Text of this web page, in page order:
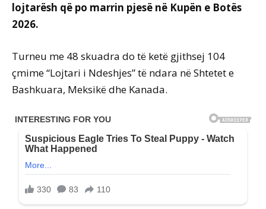
lojtarësh që po marrin pjesë në Kupën e Botës
2026.
Turneu me 48 skuadra do të ketë gjithsej 104
çmime “Lojtari i Ndeshjes” të ndara në Shtetet e
Bashkuara, Meksikë dhe Kanada.